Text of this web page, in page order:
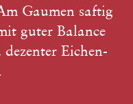
Gaumen saftig
guter Balance
Eichen-